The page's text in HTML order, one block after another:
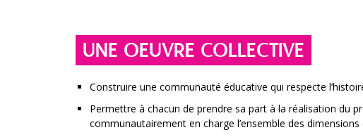
UNE OEUVRE COLLECTIVE
Construire une communauté éducative qui respecte
Permettre à chacun de prendre sa part à la réalisation du
communautairement en charge l’ensemble des